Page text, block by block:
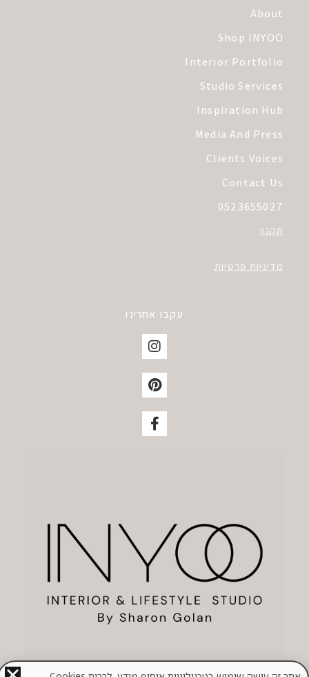
About
Shop INYOO
Interior Portfolio
Studio Services
Inspiration Hub
Media And Press
Clients Voices
Contact Us
0523655027
תקנון
מדיניות פרטיות
עקבו אחרינו